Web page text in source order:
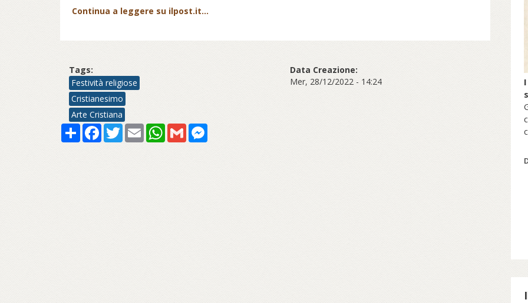
Continua a leggere su ilpost.it...
Tags:
Festività religiose
Cristianesimo
Arte Cristiana
Data Creazione:
Mer, 28/12/2022 - 14:24
Share Facebook
TwitterEmail WhatsApp
Gmail